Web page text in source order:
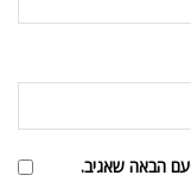
הבאה שאגיב.